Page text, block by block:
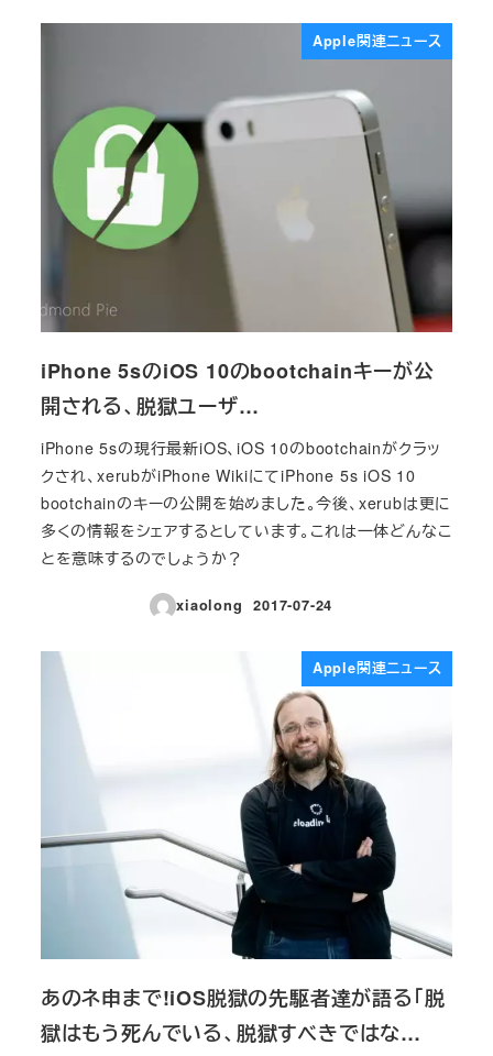
Apple関連ニュース
iPhone 5sのiOS 10のbootchainキーが公
開される、脱獄ユーザ…
iPhone 5sの現行最新iOS、iOS 10のbootchainがクラッ
クされ、xerubがiPhone WikiにてiPhone 5s iOS 10
bootchainのキーの公開を始めました。今後、xerubは更に
多くの情報をシェアするとしています。これは一体どんなこ
とを意味するのでしょうか？
xiaolong
投稿日
2017-07-24
Apple関連ニュース
あのネ申まで!iOS脱獄の先駆者達が語る「脱
獄はもう死んでいる、脱獄すべきではな…